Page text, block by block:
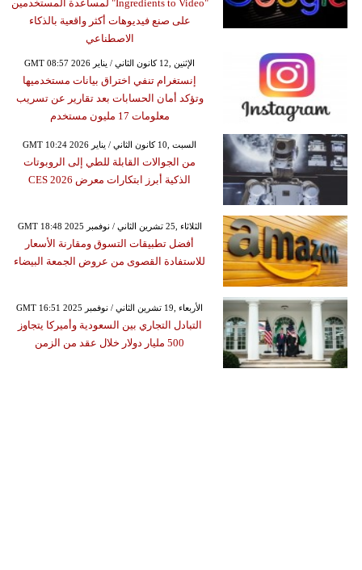
"Ingredients to Video" لمساعدة المستخدمين
على صنع فيديوهات أكثر واقعية بالذكاء
الاصطناعي
GMT 08:57 2026 الإثنين ,12 كانون الثاني / يناير
إنستغرام تنفي اختراق بيانات مستخدميها
وتؤكد أمان الحسابات بعد تقارير عن تسريب
معلومات 17 مليون مستخدم
GMT 10:24 2026 السبت ,10 كانون الثاني / يناير
من الجوالات القابلة للطي إلى الروبوتات
الذكية أبرز ابتكارات معرض CES 2026
GMT 18:48 2025 الثلاثاء ,25 تشرين الثاني / نوفمبر
أفضل تطبيقات التسوق ومقارنة الأسعار
للاستفادة القصوى من عروض الجمعة البيضاء
GMT 16:51 2025 الأربعاء ,19 تشرين الثاني / نوفمبر
التبادل التجاري بين السعودية وأميركا يتجاوز
500 مليار دولار خلال عقد من الزمن